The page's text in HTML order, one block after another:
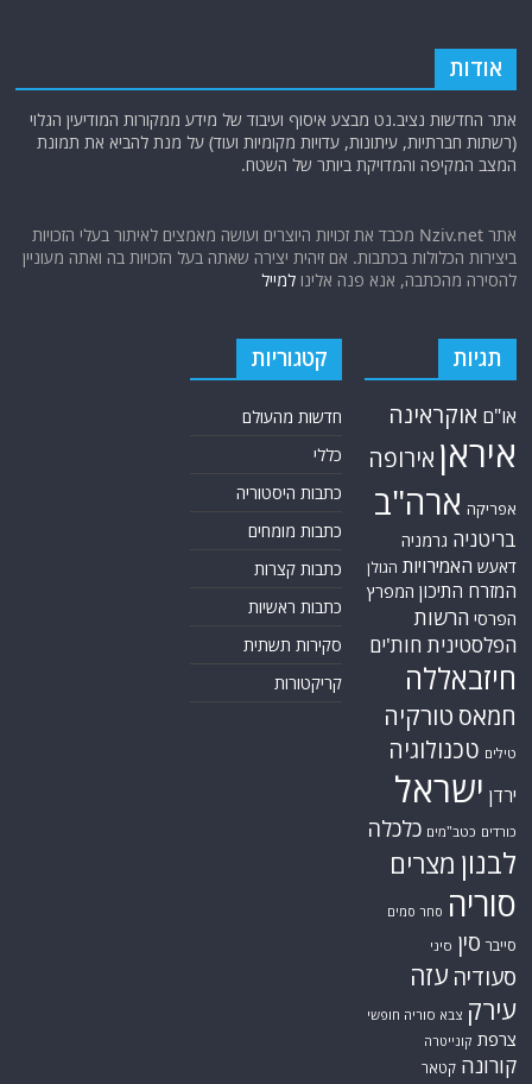
אודות
אתר החדשות נציב.נט מבצע איסוף ועיבוד של מידע ממקורות המודיעין הגלוי
(רשתות חברתיות, עיתונות, עדויות מקומיות ועוד) על מנת להביא את תמונת
המצב המקיפה והמדויקת ביותר של השטח.
אתר Nziv.net מכבד את זכויות היוצרים ועושה מאמצים לאיתור בעלי הזכויות
ביצירות הכלולות בכתבות. אם זיהית יצירה שאתה בעל הזכויות בה ואתה מעוניין
להסירה מהכתבה, אנא פנה אלינולמייל
תגיות
או"ם אוקראינה
איראן אירופה
אפריקה ארה"ב
בריטניה גרמניה
דאעש האמירויות הגולן
המזרח התיכון המפרץ
הפרסי הרשות
הפלסטינית חות'ים
חיזבאללה
חמאס טורקיה
טילים טכנולוגיה
ירדן ישראל
כורדים כטב"מים כלכלה
לבנון מצרים
סוריה סחר סמים
סייבר סין סיני
סעודיה עזה
עירק צבא סוריה חופשי
צרפת קונייטרה
קורונה קטאר
קטגוריות
חדשות מהעולם
כללי
כתבות היסטוריה
כתבות מומחים
כתבות קצרות
כתבות ראשיות
סקירות תשתית
קריקטורות